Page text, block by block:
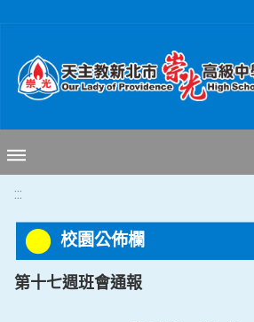
:::
校園公佈欄
第十七週班會通報